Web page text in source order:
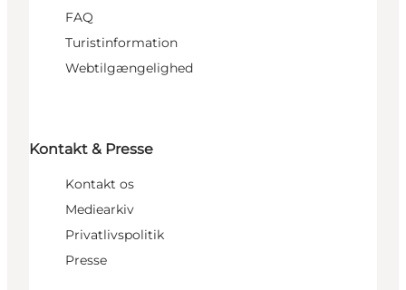
FAQ
Turistinformation
Webtilgængelighed
Kontakt & Presse
Kontakt os
Mediearkiv
Privatlivspolitik
Presse